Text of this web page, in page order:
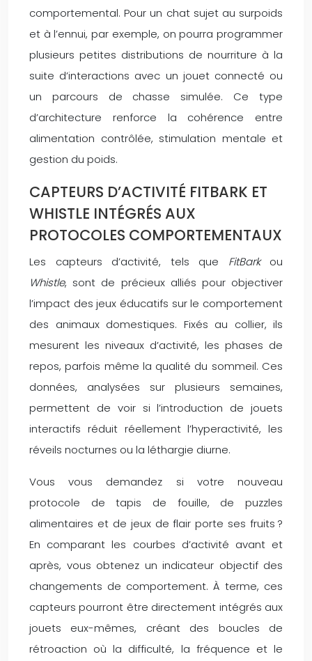
comportemental. Pour un chat sujet au surpoids
et à l’ennui, par exemple, on pourra programmer
plusieurs petites distributions de nourriture à la
suite d’interactions avec un jouet connecté ou
un parcours de chasse simulée. Ce type
d’architecture renforce la cohérence entre
alimentation contrôlée, stimulation mentale et
gestion du poids.
CAPTEURS D’ACTIVITÉ FITBARK ET
WHISTLE INTÉGRÉS AUX
PROTOCOLES COMPORTEMENTAUX
Les capteurs d’activité, tels que FitBarkou
Whistle, sont de précieux alliés pour objectiver
l’impact des jeux éducatifs sur le comportement
des animaux domestiques. Fixés au collier, ils
mesurent les niveaux d’activité, les phases de
repos, parfois même la qualité du sommeil. Ces
données, analysées sur plusieurs semaines,
permettent de voir si l’introduction de jouets
interactifs réduit réellement l’hyperactivité, les
réveils nocturnes ou la léthargie diurne.
Vous vous demandez si votre nouveau
protocole de tapis de fouille, de puzzles
alimentaires et de jeux de flair porte ses fruits ?
En comparant les courbes d’activité avant et
après, vous obtenez un indicateur objectif des
changements de comportement. À terme, ces
capteurs pourront être directement intégrés aux
jouets eux-mêmes, créant des boucles de
rétroaction où la difficulté, la fréquence et le